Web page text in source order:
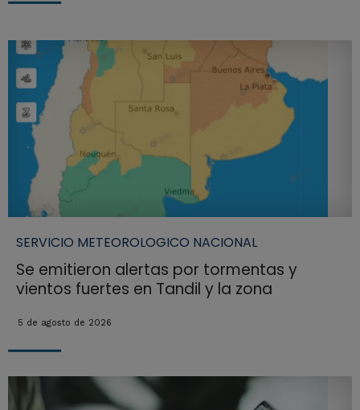
SERVICIO METEOROLOGICO NACIONAL
Se emitieron alertas por tormentas y
vientos fuertes en Tandil y la zona
5 de agosto de 2026